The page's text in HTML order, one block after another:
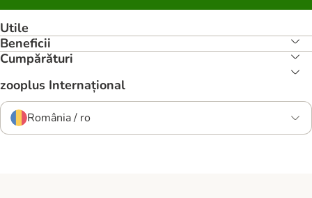
Utile
Beneficii
Cumpărături
zooplus Internațional
România / ro